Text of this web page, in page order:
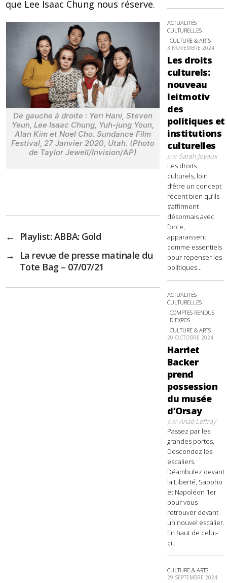
que Lee Isaac Chung nous réserve.
De gauche à droite : Yeri Hani, Steven
Yeun, Lee Isaac Chung, Yuh-jung Youn,
Alan Kim et Noel Cho. Sundance Film
Festival, 27 Janvier 2020, Utah. (Photo
de Taylor Jewell/Invision/AP)
←
Playlist: ABBA: Gold
→
La revue de presse matinale du
Tote Bag – 07/07/21
ACTUALITÉS
CULTURELLES
CULTURE & ARTS
3 NOVEMBRE 2024
Les droits
culturels:
nouveau
leitmotiv
des
politiques et
institutions
culturelles
parSarah Joyaux
Les droits
culturels, loin
d’être un concept
récent bien qu’ils
s’affirment
désormais avec
force,
apparaissent
comme essentiels
pour repenser les
politiques...
ACTUALITÉS
CULTURELLES
COMPTES RENDUS
D'EXPOS
CULTURE & ARTS
20 OCTOBRE 2024
Harriet
Backer
prend
possession
du musée
d’Orsay
parAnaë Leffray
Passez par les
grandes portes.
Descendez les
escaliers.
Déambulez devant
la Liberté, Sappho
et Napoléon 1er
pour vous
retrouver devant
un nouvel escalier.
En haut de celui-
ci...
CULTURE & ARTS
29 SEPTEMBRE 2024